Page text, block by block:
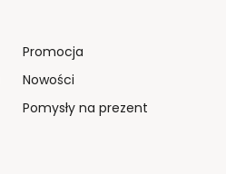
Promocja
Nowości
Pomysły na prezent